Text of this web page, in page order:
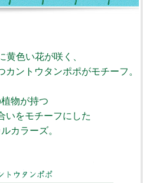
黄色い花が咲く、
カントウタンポポがモチーフ。
物が持つ
いをモチーフにした
カラーズ。